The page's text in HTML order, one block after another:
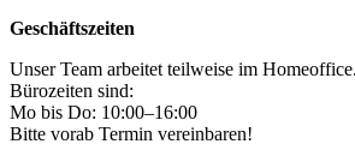
Geschäftszeiten
Unser Team arbeitet teilweise im Homeoffice.
Bürozeiten sind:
Mo bis Do: 10:00–16:00
Bitte vorab Termin vereinbaren!